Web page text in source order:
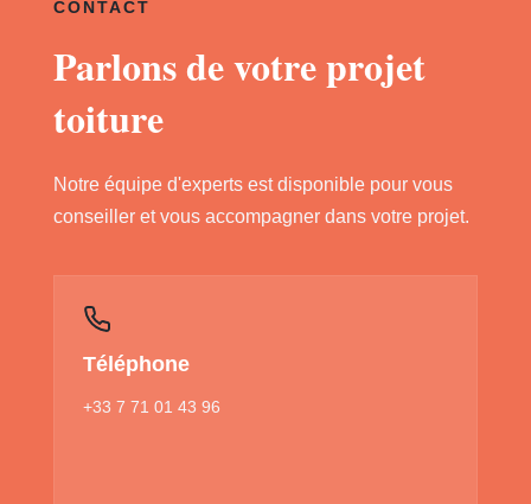
CONTACT
Parlons de votre projet
toiture
Notre équipe d'experts est disponible pour vous
conseiller et vous accompagner dans votre projet.
Téléphone
+33 7 71 01 43 96